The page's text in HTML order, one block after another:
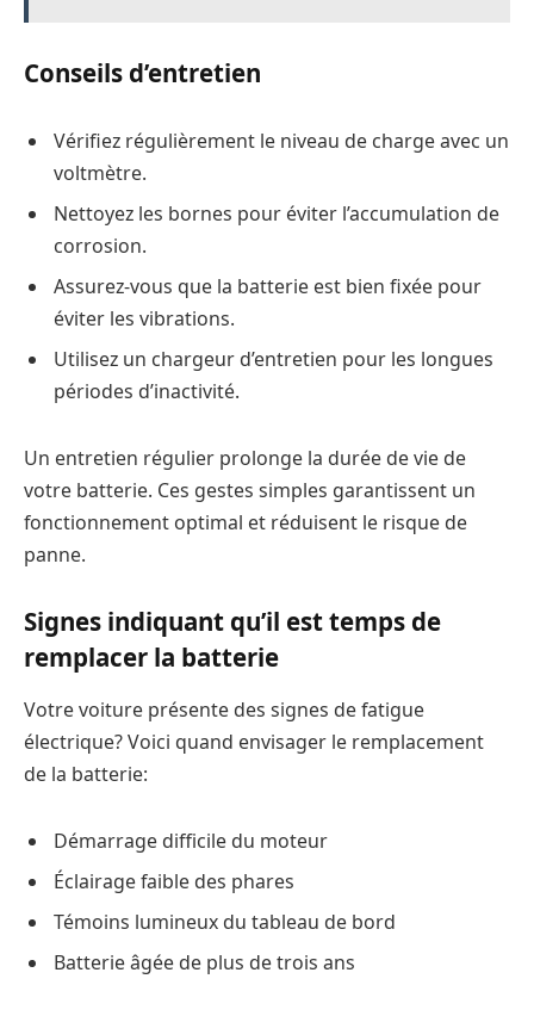
Conseils d’entretien
Vérifiez régulièrement le niveau de charge avec un
voltmètre.
Nettoyez les bornes pour éviter l’accumulation de
corrosion.
Assurez-vous que la batterie est bien fixée pour
éviter les vibrations.
Utilisez un chargeur d’entretien pour les longues
périodes d’inactivité.
Un entretien régulier prolonge la durée de vie de
votre batterie. Ces gestes simples garantissent un
fonctionnement optimal et réduisent le risque de
panne.
Signes indiquant qu’il est temps de
remplacer la batterie
Votre voiture présente des signes de fatigue
électrique? Voici quand envisager le remplacement
de la batterie:
Démarrage difficile du moteur
Éclairage faible des phares
Témoins lumineux du tableau de bord
Batterie âgée de plus de trois ans